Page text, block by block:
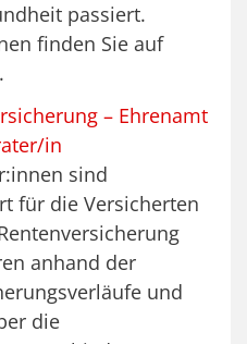
passiert.
finden Sie auf
.
– Ehrenamt
in
sind
für die Versicherten
anhand der
und
die